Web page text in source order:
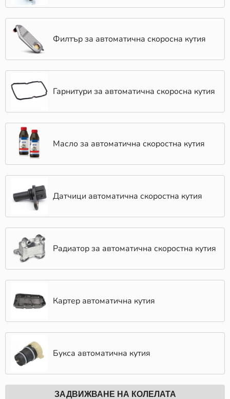
Филтър за автоматична скоросна кутия
Гарнитури за автоматична скоросна кутия
Масло за автоматична скоростна кутия
Датчици автоматична скоростна кутия
Радиатор за автоматична скоростна кутия
Картер автоматична кутия
Букса автоматична кутия
ЗАДВИЖВАНЕ НА КОЛЕЛАТА